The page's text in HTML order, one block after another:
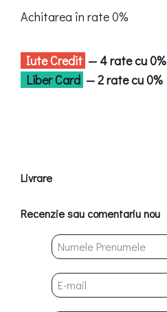
Achitarea în rate 0%
Iute Credit — 4 rate cu 0%
Liber Card — 2 rate cu 0%
Livrare
Recenzie sau comentariu nou